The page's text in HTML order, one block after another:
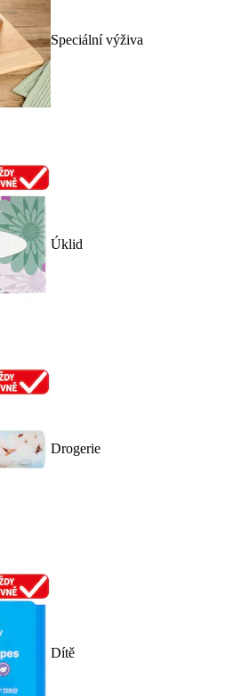
Speciální výživa
Úklid
Drogerie
Dítě